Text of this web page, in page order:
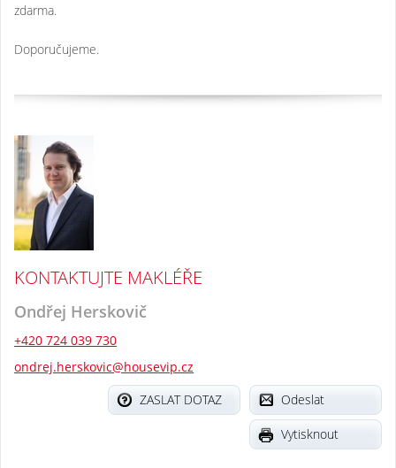
zdarma.
Doporučujeme.
KONTAKTUJTE MAKLÉŘE
Ondřej Herskovič
+420 724 039 730
ondrej.herskovic@housevip.cz
Odeslat
ZASLAT DOTAZ
Vytisknout